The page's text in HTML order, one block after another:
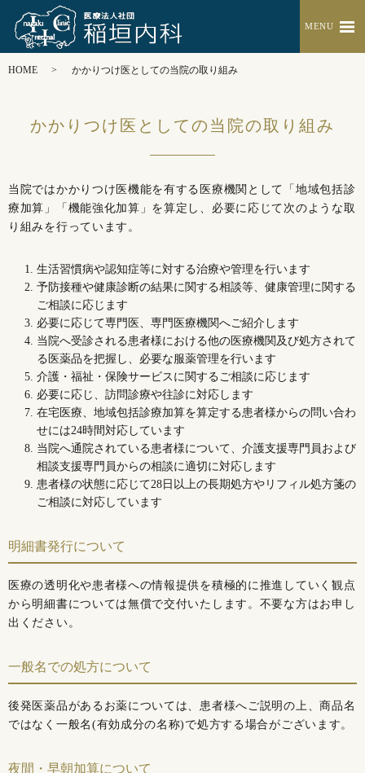
MENU
HOME かかりつけ医としての当院の取り組み
かかりつけ医としての当院の取り組み
当院ではかかりつけ医機能を有する医療機関として「地域包括診
療加算」「機能強化加算」を算定し、必要に応じて次のような取
り組みを行っています。
生活習慣病や認知症等に対する治療や管理を行います
予防接種や健康診断の結果に関する相談等、健康管理に関する
ご相談に応じます
必要に応じて専門医、専門医療機関へご紹介します
当院へ受診される患者様における他の医療機関及び処方されて
る医薬品を把握し、必要な服薬管理を行います
介護・福祉・保険サービスに関するご相談に応じます
必要に応じ、訪問診療や往診に対応します
在宅医療、地域包括診療加算を算定する患者様からの問い合わ
せには24時間対応しています
当院へ通院されている患者様について、介護支援専門員および
相談支援専門員からの相談に適切に対応します
患者様の状態に応じて28日以上の長期処方やリフィル処方箋の
ご相談に対応しています
明細書発行について
医療の透明化や患者様への情報提供を積極的に推進していく観点
から明細書については無償で交付いたします。不要な方はお申し
出ください。
一般名での処方について
後発医薬品があるお薬については、患者様へご説明の上、商品名
ではなく一般名(有効成分の名称)で処方する場合がございます。
夜間・早朝加算について